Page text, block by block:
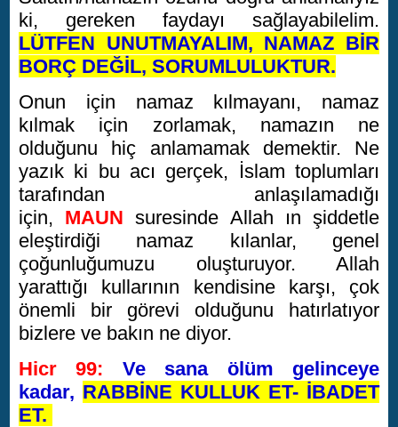
ki, gereken faydayı sağlayabilelim.
LÜTFEN UNUTMAYALIM, NAMAZ BİR
BORÇ DEĞİL, SORUMLULUKTUR.
Onun için namaz kılmayanı, namaz
kılmak için zorlamak, namazın ne
olduğunu hiç anlamamak demektir. Ne
yazık ki bu acı gerçek, İslam toplumları
tarafından anlaşılamadığı
için, MAUN suresinde Allah ın şiddetle
eleştirdiği namaz kılanlar, genel
çoğunluğumuzu oluşturuyor. Allah
yarattığı kullarının kendisine karşı, çok
önemli bir görevi olduğunu hatırlatıyor
bizlere ve bakın ne diyor.
Hicr 99: Ve sana ölüm gelinceye
kadar, RABBİNE KULLUK ET- İBADET
ET.